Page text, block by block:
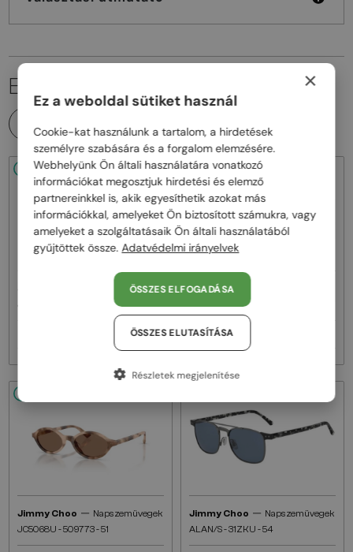
EZ IS ÉRDEKELHET
48/72
Napszemüvegek
JC4012 - 300613 - 60
48/72
Jimmy Choo
ABBIE/G/S - W8QK1 - 61
52 000 Ft
Jimmy Choo — Napszemüvegek
JC5068U - 509773 - 51
Jimmy Choo — Napszemüvegek
ALAN/S - 31ZKU - 54
×
Ez a weboldal sütiket használ
Cookie-kat használunk a tartalom, a hirdetések
személyre szabására és a forgalom elemzésére.
Webhelyünk Ön általi használatára vonatkozó
információkat megosztjuk hirdetési és elemző
partnereinkkel is, akik egyesíthetik azokat más
információkkal, amelyeket Ön biztosított számukra, vagy
amelyeket a szolgáltatásaik Ön általi használatából
gyűjtöttek össze. Adatvédelmi irányelvek
ÖSSZES ELFOGADÁSA
ÖSSZES ELUTASÍTÁSA
Részletek megjelenítése